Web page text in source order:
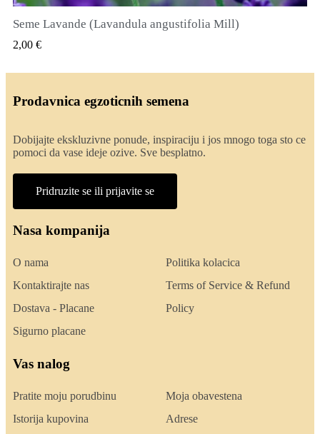
QUICK VIEW
Seme Lavande (Lavandula angustifolia Mill)
2,00 €
Prodavnica egzoticnih semena
Dobijajte ekskluzivne ponude, inspiraciju i jos mnogo toga sto ce
pomoci da vase ideje ozive. Sve besplatno.
Pridruzite se ili prijavite se
Nasa kompanija
O nama
Kontaktirajte nas
Dostava - Placane
Sigurno placane
Politika kolacica
Terms of Service & Refund
Policy
Vas nalog
Pratite moju porudbinu
Istorija kupovina
Moja obavestena
Adrese